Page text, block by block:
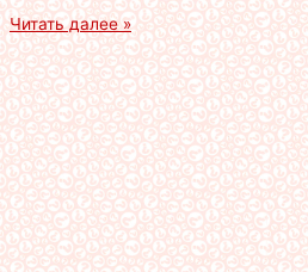
Читать далее »